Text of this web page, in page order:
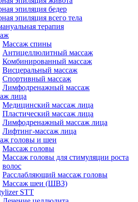
эпиляция бедер
эпиляция всего тела
терапия
Массаж спины
Антицеллюлитный массаж
Комбинированный массаж
Висцеральный массаж
Спортивный массаж
Лимфодренажный массаж
лица
Медицинский массаж лица
Пластический массаж лица
Лимфодренажный массаж лица
Лифтинг-массаж лица
головы и шеи
Массаж головы
Массаж головы для стимуляции роста
волос
Расслабляющий массаж головы
Массаж шеи (ШВЗ)
STT